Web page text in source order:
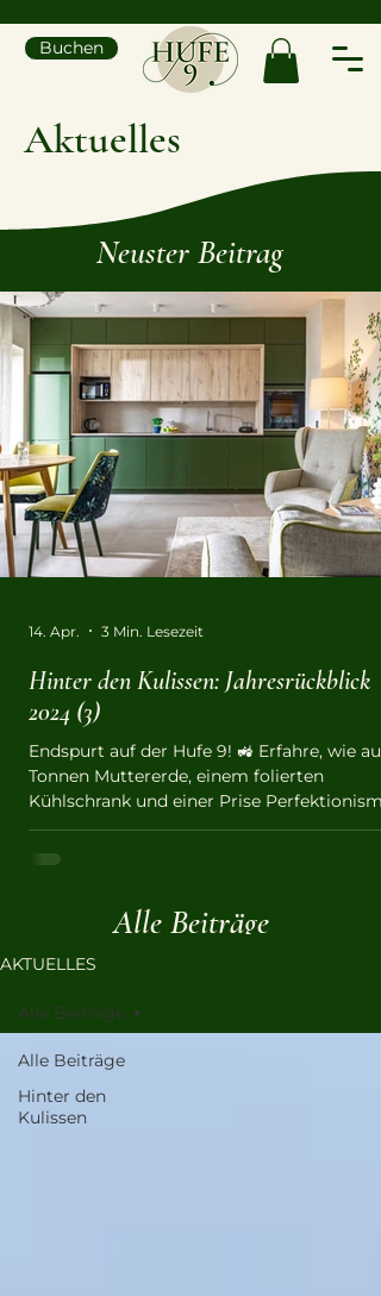
Buchen
Aktuelles
Neuster Beitrag
Hinter den Kulissen: Jahresrückblick
2024 (3)
Endspurt auf der Hufe 9! 🚜 Erfahre, wie
Tonnen Muttererde, einem folierten
Kühlschrank und einer Prise
unsere erste fertige Ferienwohnung
Von der Jagd nach Pflastersteinen, Hecke
Rückblick auf das 3. Quartal 2024.
14. Apr. 3 Min. Lesezeit
Alle Beiträge
AKTUELLES
Alle Beiträge
Hinter den
Kulissen
Alle Beiträge